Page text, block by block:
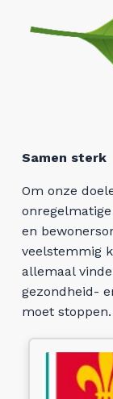
Samen sterk
Om onze
en
veelstemmig
allemaal
gezondheid-
moet stoppen.